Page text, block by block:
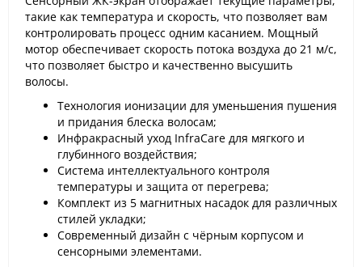
такие как температура и скорость, что позволяет вам
контролировать процесс одним касанием. Мощный
мотор обеспечивает скорость потока воздуха до 21 м/с,
что позволяет быстро и качественно высушить
волосы.
Технология ионизации для уменьшения пушения
и придания блеска волосам;
Инфракрасный уход InfraCare для мягкого и
глубинного воздействия;
Система интеллектуального контроля
температуры и защита от перегрева;
Комплект из 5 магнитных насадок для различных
стилей укладки;
Современный дизайн с чёрным корпусом и
сенсорными элементами.